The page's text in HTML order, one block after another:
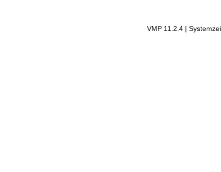
VMP 11.2.4 |